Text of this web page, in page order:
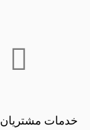
خدمات مشتریان